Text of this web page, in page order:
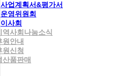
사업계획서&평가서
운영위원회
이사회
역사회나눔소식
원안내
원신청
산품판매